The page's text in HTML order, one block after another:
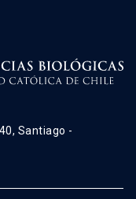
Santiago -